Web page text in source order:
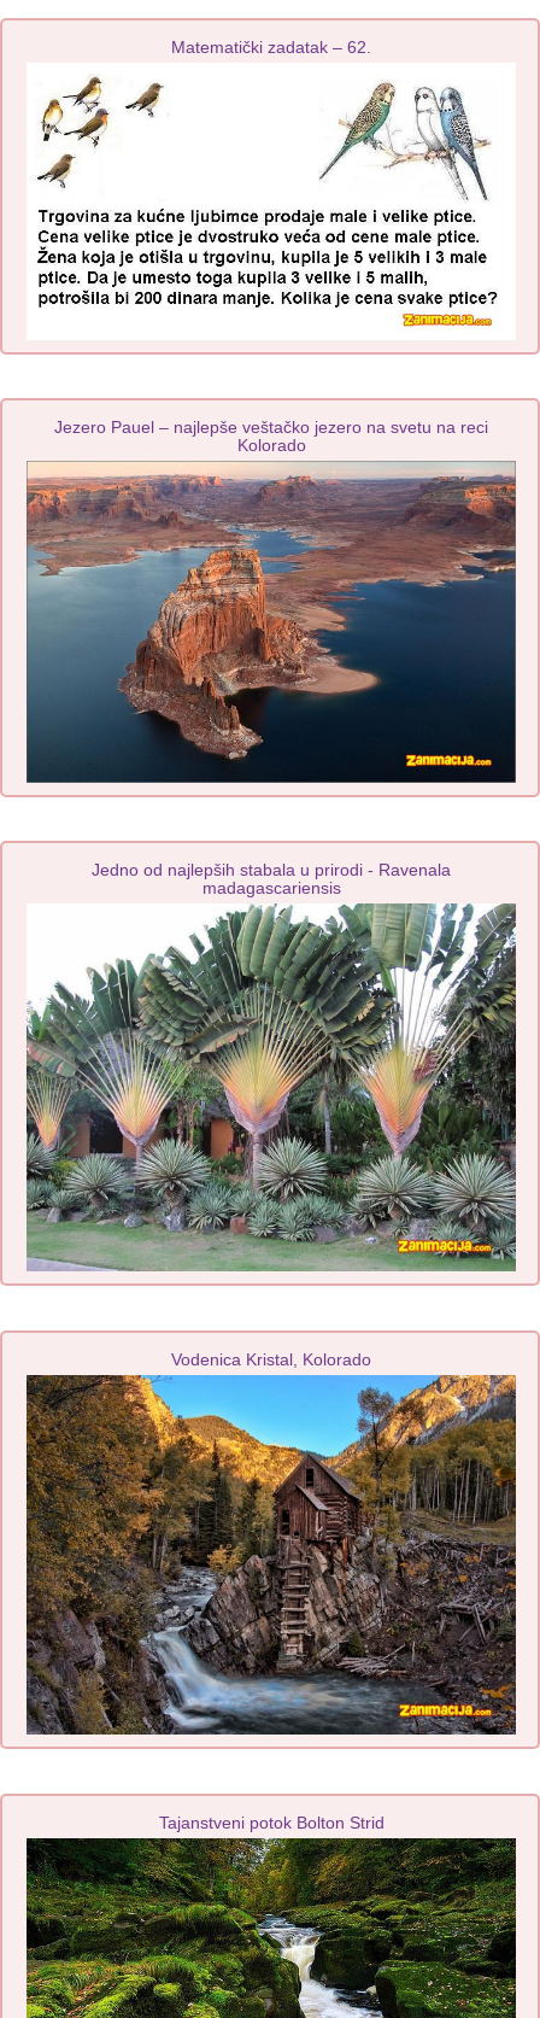
Matematički zadatak – 62.
Jezero Pauel – najlepše veštačko jezero na svetu na reci
Kolorado
Jedno od najlepših stabala u prirodi - Ravenala
madagascariensis
Vodenica Kristal, Kolorado
Tajanstveni potok Bolton Strid